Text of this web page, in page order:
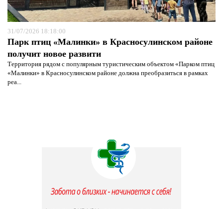
31/07/2026 18:18:00
Парк птиц «Малинки» в Красносулинском районе
получит новое развити
Территория рядом с популярным туристическим объектом «Парком птиц
«Малинки» в Красносулинском районе должна преобразиться в рамках
реа...